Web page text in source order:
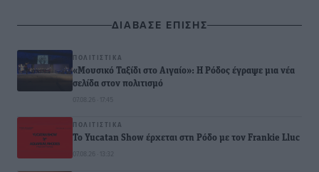
ΔΙΑΒΑΣΕ ΕΠΙΣΗΣ
ΠΟΛΙΤΙΣΤΙΚΆ
«Μουσικό Ταξίδι στο Αιγαίο»: Η Ρόδος έγραψε μια νέα
σελίδα στον πολιτισμό
07.08.26 · 17:45
ΠΟΛΙΤΙΣΤΙΚΆ
Το Yucatan Show έρχεται στη Ρόδο με τον Frankie Lluc
07.08.26 · 13:32